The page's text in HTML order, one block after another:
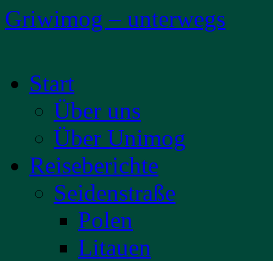
Griwimog – unterwegs
Inhalt
springenStart
Über uns
Über Unimog
Reiseberichte
Seidenstraße
Polen
Litauen